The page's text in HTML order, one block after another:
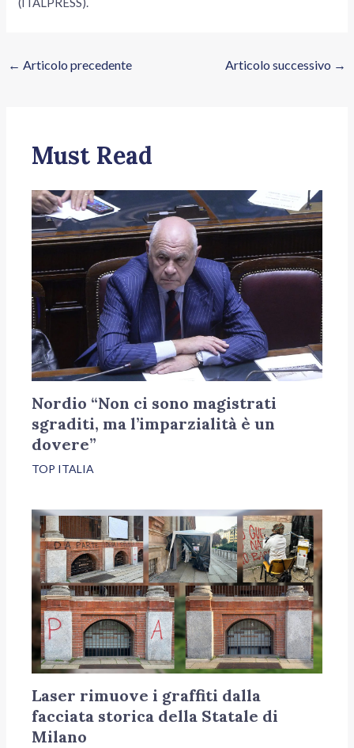
← Articolo precedente Articolo successivo →
Must Read
Nordio “Non ci sono magistrati
sgraditi, ma l’imparzialità è un
dovere”
TOP ITALIA
Laser rimuove i graffiti dalla
facciata storica della Statale di
Milano